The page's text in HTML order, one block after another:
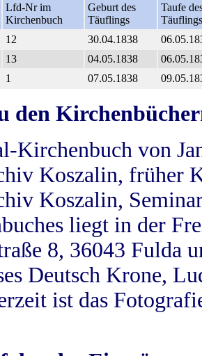
Lfd-Nr im
Kirchenbuch
Geburt des
Täuflings
Taufe
Täuflings
12 30.04.1838
13 04.05.1838
1 07.05.1838
den
Kirchenbuch von
Koszalin, früher
Koszalin,
liegt in der
8, 36043 Fulda
Deutsch Krone,
ist das